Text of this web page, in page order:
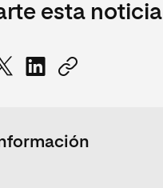
esta noticia